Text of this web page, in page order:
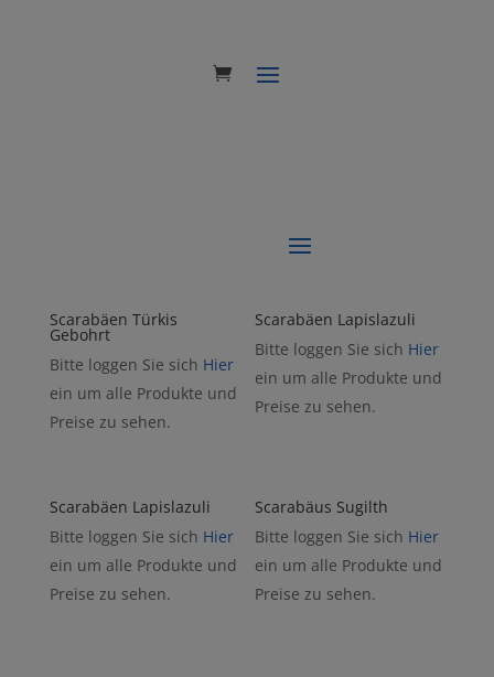
Scarabäen Türkis
Gebohrt
Bitte loggen Sie sich Hier
ein um alle Produkte und
Preise zu sehen.
Scarabäen Lapislazuli
Bitte loggen Sie sich Hier
ein um alle Produkte und
Preise zu sehen.
Scarabäen Lapislazuli
Bitte loggen Sie sich Hier
ein um alle Produkte und
Preise zu sehen.
Scarabäus Sugilth
Bitte loggen Sie sich Hier
ein um alle Produkte und
Preise zu sehen.